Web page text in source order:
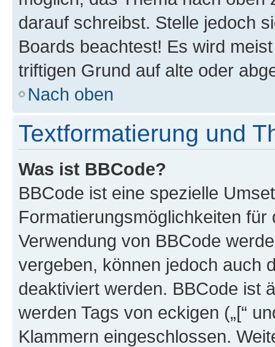
darauf schreibst. Stelle jedoch
Boards beachtest! Es wird
triftigen Grund auf alte oder
Nach oben
Textformatierung und
Was ist BBCode?
BBCode ist eine spezielle
Formatierungsmöglichkeiten
Verwendung von BBCode
vergeben, können jedoch auch
deaktiviert werden. BBCode ist
werden Tags von eckigen („[“
Klammern eingeschlossen.